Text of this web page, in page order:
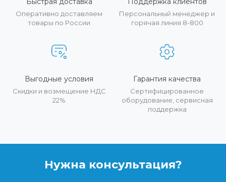
Оперативно доставляем
товары по России
Персональный менеджер и
горячая линия 8-800
Выгодные условия
Скидки и возмещение НДС
22%
Гарантия качества
Сертифицированное
оборудование, сервисная
поддержка
Нужна консультация?